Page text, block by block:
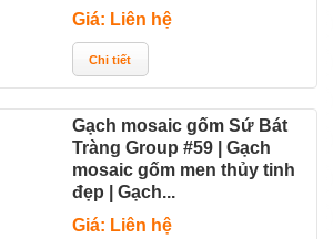
Giá: Liên hệ
Gạch mosaic gốm Sứ Bát
Tràng Group #59 | Gạch
mosaic gốm men thủy tinh
đẹp | Gạch...
Giá: Liên hệ